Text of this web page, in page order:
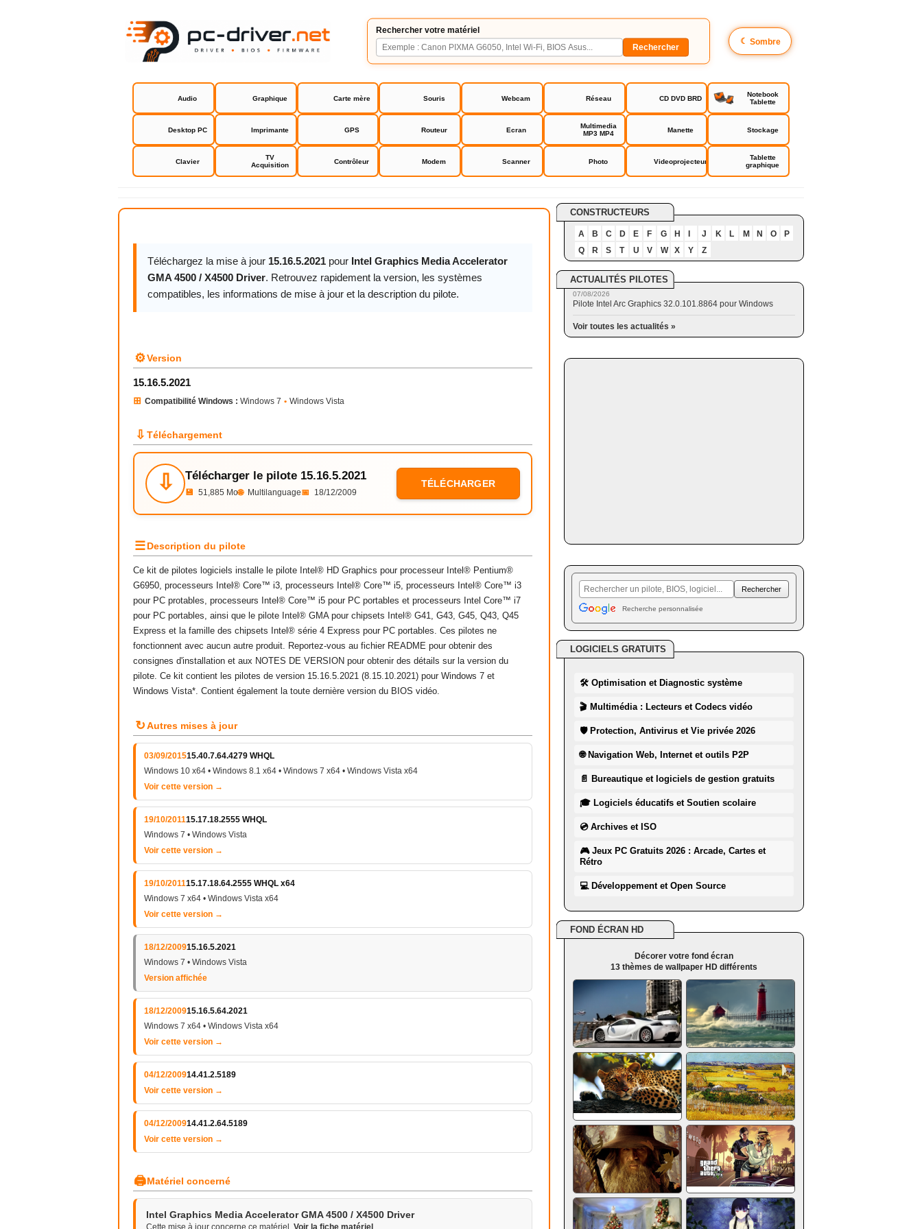
Rechercher votre matériel
☾ Sombre
Audio Graphique Carte mère Souris Webcam Réseau CD DVD BRD
Notebook
Tablette
Desktop PC Imprimante GPS Routeur Ecran
Multimedia
MP3 MP4
Manette Stockage
Clavier
TV
Acquisition
Contrôleur Modem Scanner Photo Videoprojecteur
Tablette
graphique
Intel Graphics Media Accelerator GMA 4500 / X4500 Driver
Téléchargez la mise à jour 15.16.5.2021 pour Intel Graphics Media Accelerator
GMA 4500 / X4500 Driver. Retrouvez rapidement la version, les systèmes
compatibles, les informations de mise à jour et la description du pilote.
⚙Version
15.16.5.2021
⊞ Compatibilité Windows : Windows 7 • Windows Vista
⇩ Téléchargement
⇩ Télécharger le pilote 15.16.5.2021
💾 51,885 Mo🌐 Multilanguage📅 18/12/2009
TÉLÉCHARGER
☰Description du pilote
Ce kit de pilotes logiciels installe le pilote Intel® HD Graphics pour processeur Intel® Pentium®
G6950, processeurs Intel® Core™ i3, processeurs Intel® Core™ i5, processeurs Intel® Core™ i3
pour PC protables, processeurs Intel® Core™ i5 pour PC portables et processeurs Intel Core™ i7
pour PC portables, ainsi que le pilote Intel® GMA pour chipsets Intel® G41, G43, G45, Q43, Q45
Express et la famille des chipsets Intel® série 4 Express pour PC portables. Ces pilotes ne
fonctionnent avec aucun autre produit. Reportez-vous au fichier README pour obtenir des
consignes d'installation et aux NOTES DE VERSION pour obtenir des détails sur la version du
pilote. Ce kit contient les pilotes de version 15.16.5.2021 (8.15.10.2021) pour Windows 7 et
Windows Vista*. Contient également la toute dernière version du BIOS vidéo.
↻Autres mises à jour
03/09/201515.40.7.64.4279 WHQL
Windows 10 x64 • Windows 8.1 x64 • Windows 7 x64 • Windows Vista x64
Voir cette version →
19/10/201115.17.18.2555 WHQL
Windows 7 • Windows Vista
Voir cette version →
19/10/201115.17.18.64.2555 WHQL x64
Windows 7 x64 • Windows Vista x64
Voir cette version →
18/12/200915.16.5.2021
Windows 7 • Windows Vista
Version affichée
18/12/200915.16.5.64.2021
Windows 7 x64 • Windows Vista x64
Voir cette version →
04/12/200914.41.2.5189
Voir cette version →
04/12/200914.41.2.64.5189
Voir cette version →
🖨Matériel concerné
Intel Graphics Media Accelerator GMA 4500 / X4500 Driver
Cette mise à jour concerne ce matériel. Voir la fiche matériel
CONSTRUCTEURS
A B C D E F G H J K L M N O
P
Q
R S T U V W X Y Z
ACTUALITÉS PILOTES
07/08/2026
Pilote Intel Arc Graphics 32.0.101.8864 pour Windows
Voir toutes les actualités »
Recherche personnalisée
LOGICIELS GRATUITS
🛠 Optimisation et Diagnostic système
🎬 Multimédia : Lecteurs et Codecs vidéo
🛡 Protection, Antivirus et Vie privée 2026
🌐 Navigation Web, Internet et outils P2P
📄 Bureautique et logiciels de gestion gratuits
🎓 Logiciels éducatifs et Soutien scolaire
💿 Archives et ISO
🎮 Jeux PC Gratuits 2026 : Arcade, Cartes et
Rétro
💻 Développement et Open Source
FOND ÉCRAN HD
Décorer votre fond écran
13 thèmes de wallpaper HD différents